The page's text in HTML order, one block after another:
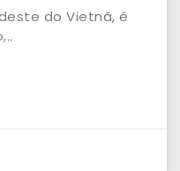
do Vietnã, é